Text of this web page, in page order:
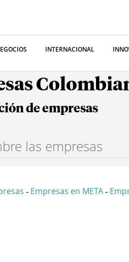
INTERNACIONAL
de empresas
- Empresas en META -